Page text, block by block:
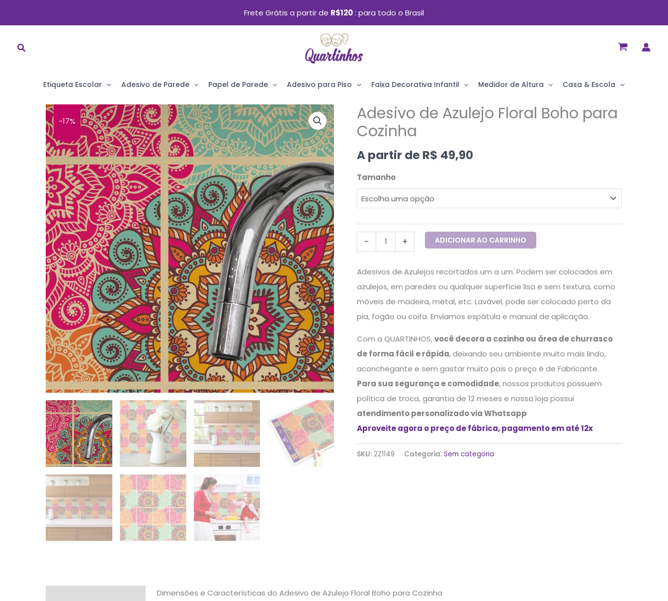
Ir
Frete Grátis a partir de R$120 para todo o Brasil
Etiqueta Escolar Adesivo de Parede Papel de Parede Adesivo para Piso Faixa Decorativa Infantil Medidor de Altura Casa & Escola
-17%
Adesivo de Azulejo Floral Boho para
Cozinha
A partir de R$ 49,90
Tamanho
-
Adesivo
de
Floral
Cozinha
+ ADICIONAR AO CARRINHO
Adesivos de Azulejos recortados um a um. Podem ser colocados em
azulejos, em paredes ou qualquer superfície lisa e sem textura, como
móveis de madeira, metal, etc. Lavável, pode ser colocado perto da
pia, fogão ou coifa. Enviamos espátula e manual de aplicação.
Com a QUARTINHOS,você decora a cozinha ou área de churrasco
de forma fácil e rápida, deixando seu ambiente muito mais lindo,
aconchegante e sem gastar muito pois o preço é de Fabricante.
Para sua segurança e comodidade, nossos produtos possuem
política de troca, garantia de 12 meses e nossa loja possui
atendimento personalizado via Whatsapp
Aproveite agora o preço de fábrica, pagamento em até 12x
SKU:2Z1149 Categoria:Sem categoria
Dimensões e Características do Adesivo de Azulejo Floral Boho para Cozinha